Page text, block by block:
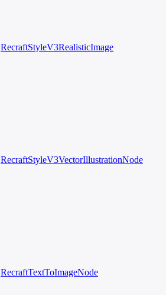
RecraftStyleV3RealisticImage
RecraftStyleV3VectorIllustrationNode
RecraftTextToImageNode